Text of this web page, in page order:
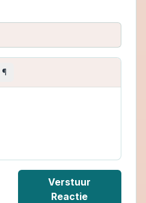
¶
Verstuur
Reactie